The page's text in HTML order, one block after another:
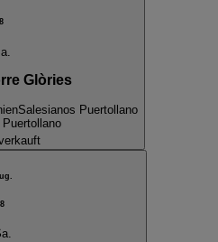
8
Glòries
Salesianos Puertollano
8